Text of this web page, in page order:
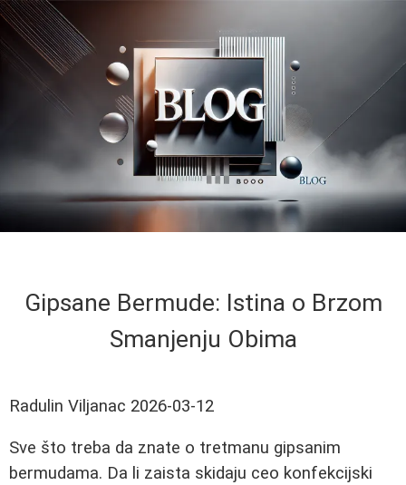
Gipsane Bermude: Istina o Brzom
Smanjenju Obima
Radulin Viljanac 2026-03-12
Sve što treba da znate o tretmanu gipsanim
bermudama. Da li zaista skidaju ceo konfekcijski